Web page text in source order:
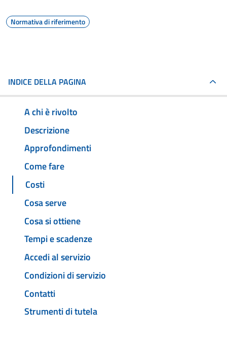
Normativa di riferimento
INDICE DELLA PAGINA
A chi è rivolto
Descrizione
Approfondimenti
Come fare
Costi
Cosa serve
Cosa si ottiene
Tempi e scadenze
Accedi al servizio
Condizioni di servizio
Contatti
Strumenti di tutela